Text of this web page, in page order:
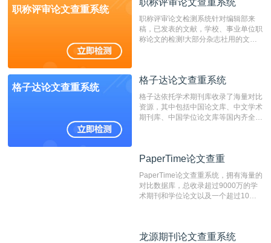
检测速度快、精度高，市场反映良好。
职称评审论文查重系统
职称评审论文查重系统
职称评审论文检测系统针对编辑部来
稿，已发表的文献，学校、事业单位职
称论文的检测!大部分杂志社用的文献
编辑部检测来稿和已发表的文献,检测
测时注意填写第一作者,才能排除已发
表文献复制比。（限制字符数1万）
格子达论文查重系统
格子达论文查重系统
格子达依托学术期刊库收录了海量对比
资源，其中包括中国论文库、中文学术
期刊库、中国学位论文库等国内齐全的
系统，可检测中文、英文两种语言的论
PaperTime论文查重
PaperTime论文查重系统，拥有海量的
对比数据库，总收录超过9000万的学
术期刊和学位论文以及一个超过10亿
对，利用指纹索引快速而精准地在云检
龙源期刊论文查重系统